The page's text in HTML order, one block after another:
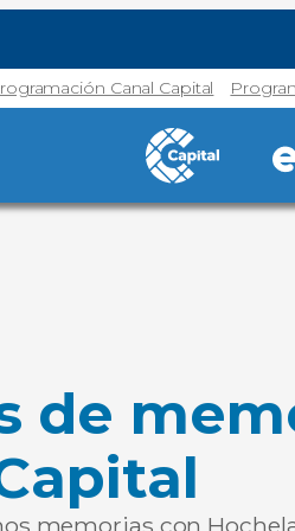
Canal Capital
de
memorias con